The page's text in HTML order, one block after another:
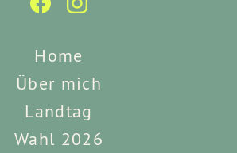
Home
Über mich
Landtag
Wahl 2026